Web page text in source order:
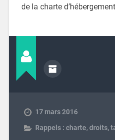
de la charte
17 mars 2016
Rappels : charte, droits,